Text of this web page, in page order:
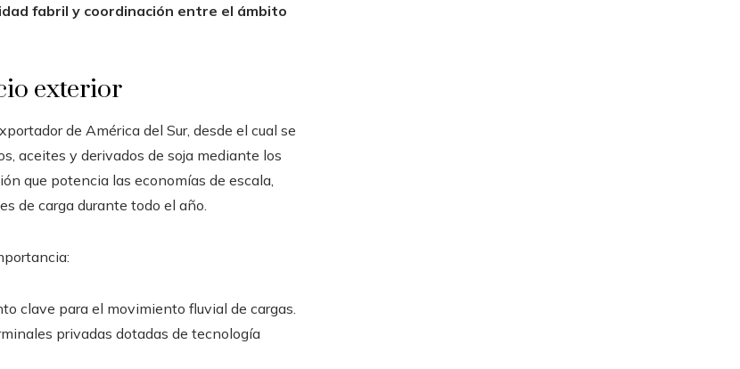
fabril y coordinación entre el ámbito
exterior
de América del Sur, desde el cual se
aceites y derivados de soja mediante los
que potencia las economías de escala,
de carga durante todo el año.
clave para el movimiento fluvial de cargas.
privadas dotadas de tecnología